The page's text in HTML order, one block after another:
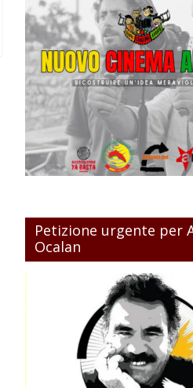
Petizione urgente per
Ocalan